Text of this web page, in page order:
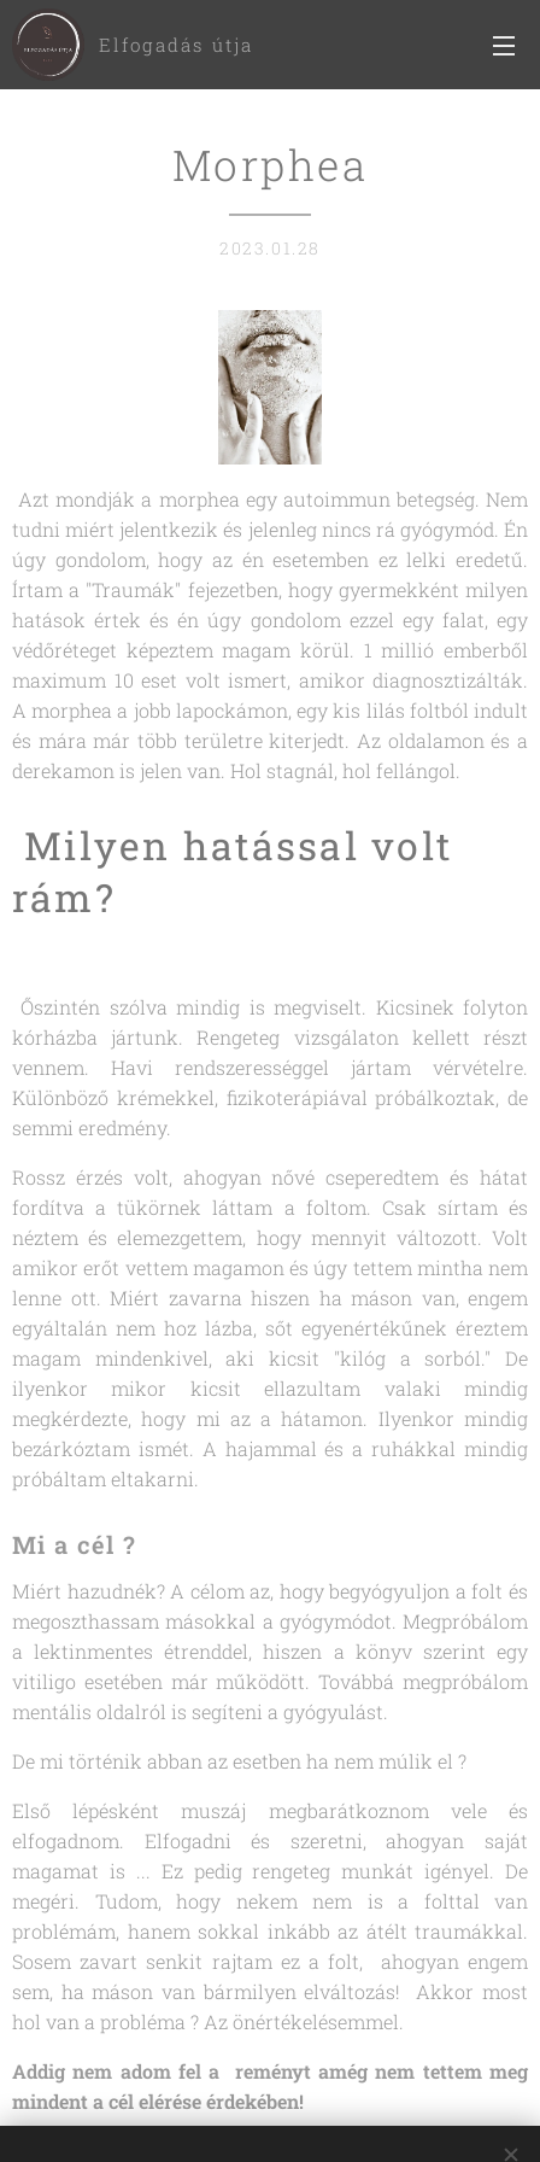
Elfogadás útja
Morphea
2023.01.28
Azt mondják a morphea egy autoimmun betegség. Nem
tudni miért jelentkezik és jelenleg nincs rá gyógymód. Én
úgy gondolom, hogy az én esetemben ez lelki eredetű.
Írtam a "Traumák" fejezetben, hogy gyermekként milyen
hatások értek és én úgy gondolom ezzel egy falat, egy
védőréteget képeztem magam körül. 1 millió emberből
maximum 10 eset volt ismert, amikor diagnosztizálták.
A morphea a jobb lapockámon, egy kis lilás foltból indult
és mára már több területre kiterjedt. Az oldalamon és a
derekamon is jelen van. Hol stagnál, hol fellángol.
Milyen hatással volt
rám?
Őszintén szólva mindig is megviselt. Kicsinek folyton
kórházba jártunk. Rengeteg vizsgálaton kellett részt
vennem. Havi rendszerességgel jártam vérvételre.
Különböző krémekkel, fizikoterápiával próbálkoztak, de
semmi eredmény.
Rossz érzés volt, ahogyan nővé cseperedtem és hátat
fordítva a tükörnek láttam a foltom. Csak sírtam és
néztem és elemezgettem, hogy mennyit változott. Volt
amikor erőt vettem magamon és úgy tettem mintha nem
lenne ott. Miért zavarna hiszen ha máson van, engem
egyáltalán nem hoz lázba, sőt egyenértékűnek éreztem
magam mindenkivel, aki kicsit "kilóg a sorból." De
ilyenkor mikor kicsit ellazultam valaki mindig
megkérdezte, hogy mi az a hátamon. Ilyenkor mindig
bezárkóztam ismét. A hajammal és a ruhákkal mindig
próbáltam eltakarni.
Mi a cél ?
Miért hazudnék? A célom az, hogy begyógyuljon a folt és
megoszthassam másokkal a gyógymódot. Megpróbálom
a lektinmentes étrenddel, hiszen a könyv szerint egy
vitiligo esetében már működött. Továbbá megpróbálom
mentális oldalról is segíteni a gyógyulást.
De mi történik abban az esetben ha nem múlik el ?
Első lépésként muszáj megbarátkoznom vele és
elfogadnom. Elfogadni és szeretni, ahogyan saját
magamat is ... Ez pedig rengeteg munkát igényel. De
megéri. Tudom, hogy nekem nem is a folttal van
problémám, hanem sokkal inkább az átélt traumákkal.
Sosem zavart senkit rajtam ez a folt, ahogyan engem
sem, ha máson van bármilyen elváltozás! Akkor most
hol van a probléma ? Az önértékelésemmel.
Addig nem adom fel a reményt amég nem tettem meg
mindent a cél elérése érdekében!